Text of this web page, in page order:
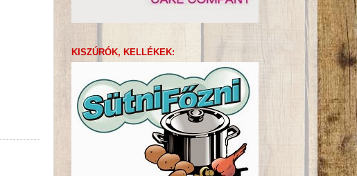
KISZÚRÓK, KELLÉKEK: